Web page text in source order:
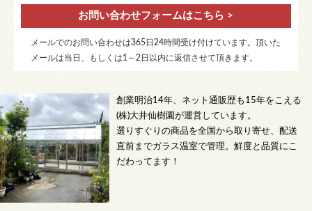
お問い合わせフォームはこちら >
メールでのお問い合わせは365日24時間受け付けています。頂いた
メールは当日、もしくは1～2日以内に返信させて頂きます。
創業明治14年、ネット通販歴も15年をこえる
(株)大井仙樹園が運営しています。
選りすぐりの商品を全国から取り寄せ、配送
直前までガラス温室で管理。鮮度と品質にこ
だわってます！